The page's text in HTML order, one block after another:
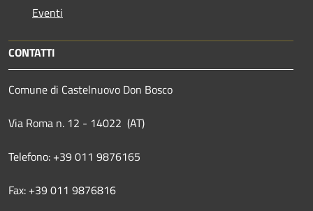
Eventi
CONTATTI
Comune di Castelnuovo Don Bosco
Via Roma n. 12 - 14022 (AT)
Telefono: +39 011 9876165
Fax: +39 011 9876816